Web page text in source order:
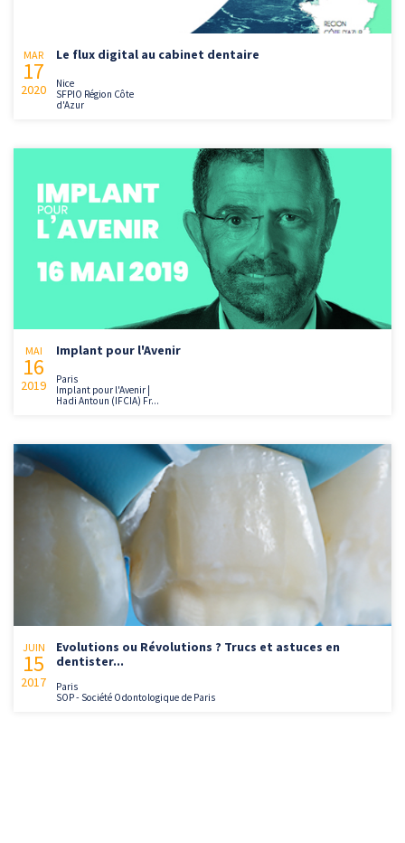
MAR
17
2020
Le flux digital au cabinet dentaire
Nice
SFPIO Région Côte
d'Azur
MAI
16
2019
Implant pour l'Avenir
Paris
Implant pour l'Avenir |
Hadi Antoun (IFCIA) Fr...
JUIN
15
2017
Evolutions ou Révolutions ? Trucs et astuces en
dentister...
Paris
SOP - Société Odontologique de Paris